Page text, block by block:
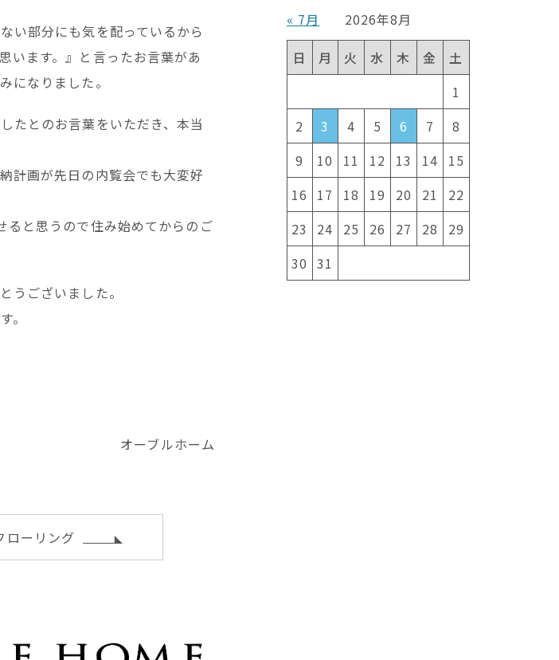
い部分にも気を配っているから
います。』と言ったお言葉があ
になりました。
たとのお言葉をいただき、本当
計画が先日の内覧会でも大変好
ると思うので住み始めてからのご
うございました。
。
オーブルホーム
ローリング
« 7月
2026年8月
日
月 火 水 木 金
土
1
2
3 4 5 6 7
8
9
10 11 12 13 14
15
16
17 18 19 20 21
22
23
24 25 26 27 28
29
30 31